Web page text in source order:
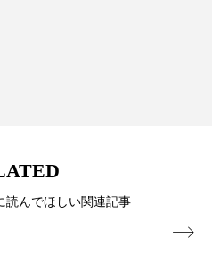
バイオハッキング
バイオミメティック
読んでほしい関連記事
